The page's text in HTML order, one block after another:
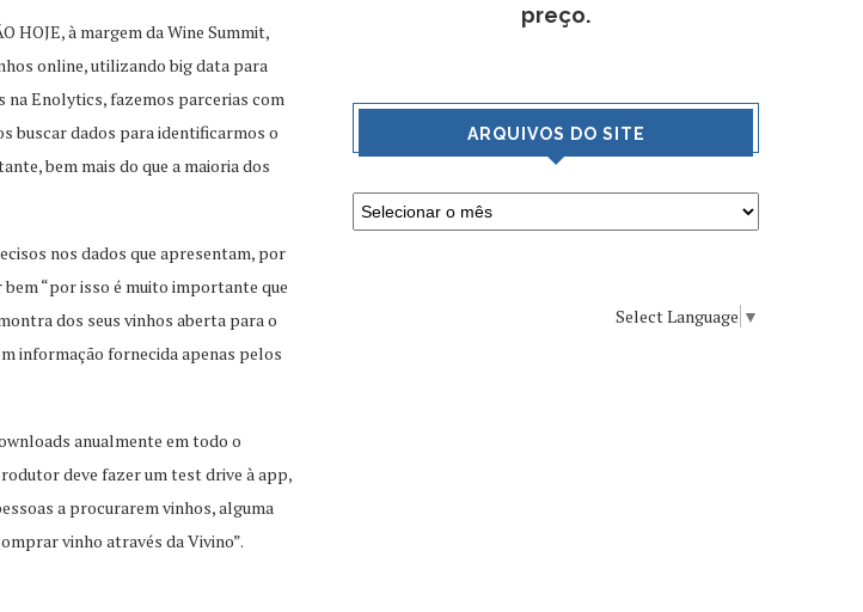
HOJE, à margem da Wine Summit,
online, utilizando big data para
na Enolytics, fazemos parcerias com
buscar dados para identificarmos o
bem mais do que a maioria dos
nos dados que apresentam, por
“por isso é muito importante que
dos seus vinhos aberta para o
informação fornecida apenas pelos
anualmente em todo o
deve fazer um test drive à app,
a procurarem vinhos, alguma
vinho através da Vivino”.
preço.
ARQUIVOS DO SITE
Select Language ▼